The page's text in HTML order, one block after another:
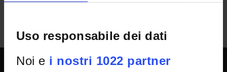
Uso responsabile dei dati
Noi e i nostri 1022 partner